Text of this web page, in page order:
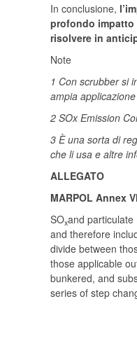
In conclusione,
profondo impatto
risolvere in
Note
1 Con scrubber si
ampia
2 SOx Emission
3 È una sorta di
che li usa e altre
ALLEGATO
MARPOL Annex
SOxand
and therefore
divide between
those applicable
bunkered, and
series of step